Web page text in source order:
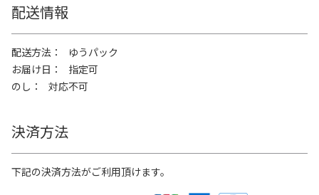
配送情報
配送方法
ゆうパック
お届け日
指定可
のし
対応不可
決済方法
下記の決済方法がご利用頂けます。